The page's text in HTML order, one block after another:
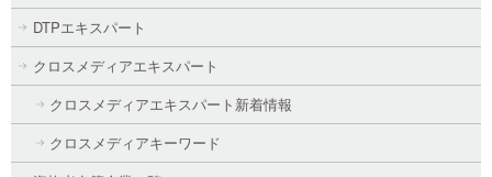
DTPエキスパート
クロスメディアエキスパート
クロスメディアエキスパート新着情報
クロスメディアキーワード